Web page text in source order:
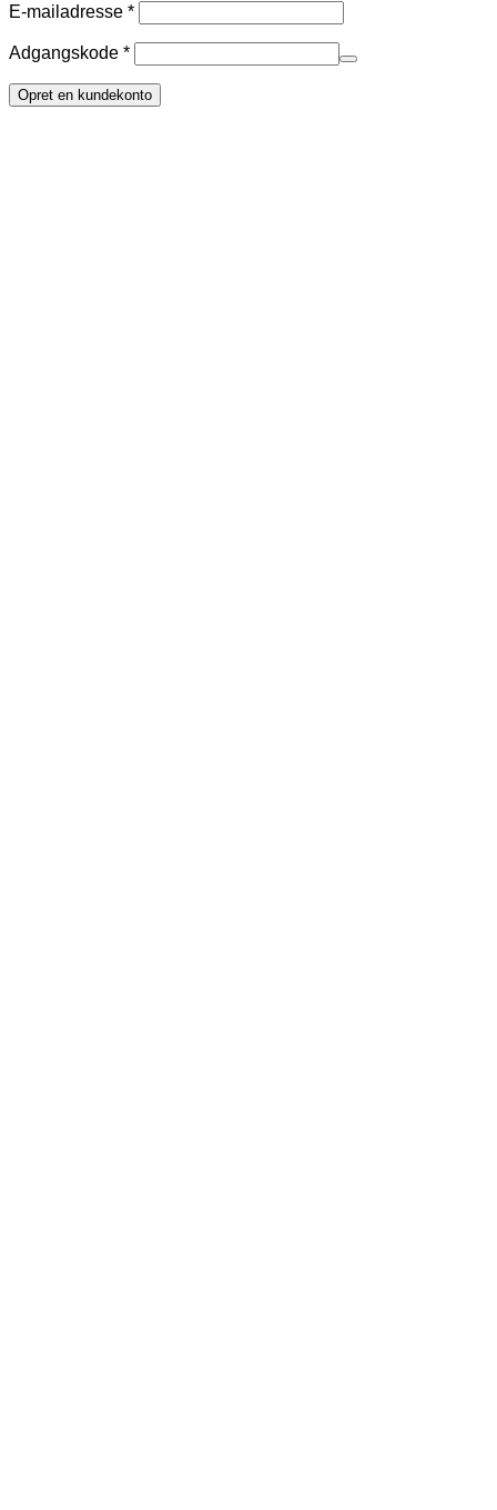
E-mailadresse *Påkrævet
Adgangskode *Påkrævet
Opret en kundekonto